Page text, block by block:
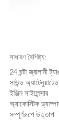
সাধারণ বৈশিষ্ট্য:
24 ঘন্টা জ্বালানী
সাউন্ড অ্যাটেনুয়াটেড
ইঞ্জিন সাইলেন্সার
অ্যাকোস্টিক
সম্পূর্ণরূপে উত্তাপ